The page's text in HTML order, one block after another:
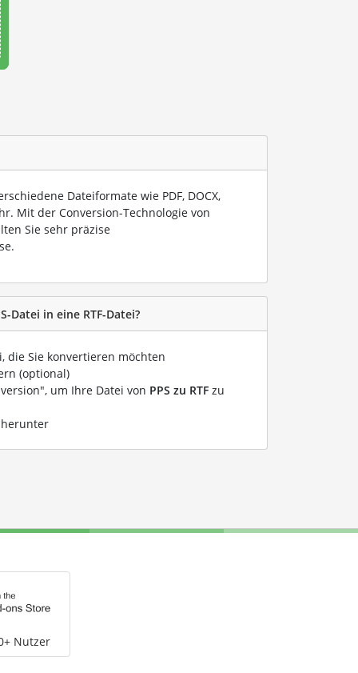
Dateiformate wie PDF, DOCX,
Mit der Conversion-Technologie von
Sie sehr präzise
Datei in eine RTF-Datei?
die Sie konvertieren möchten
(optional)
um Ihre Datei von PPS zu RTF zu
Nutzer